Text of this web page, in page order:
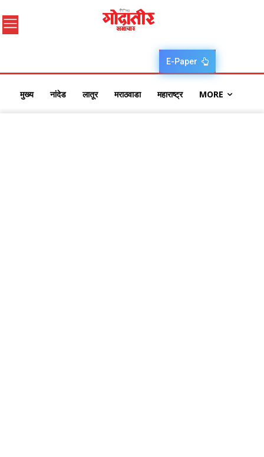
E-Paper
मुख्य नांदेड लातूर मराठवाडा महाराष्ट्र MORE